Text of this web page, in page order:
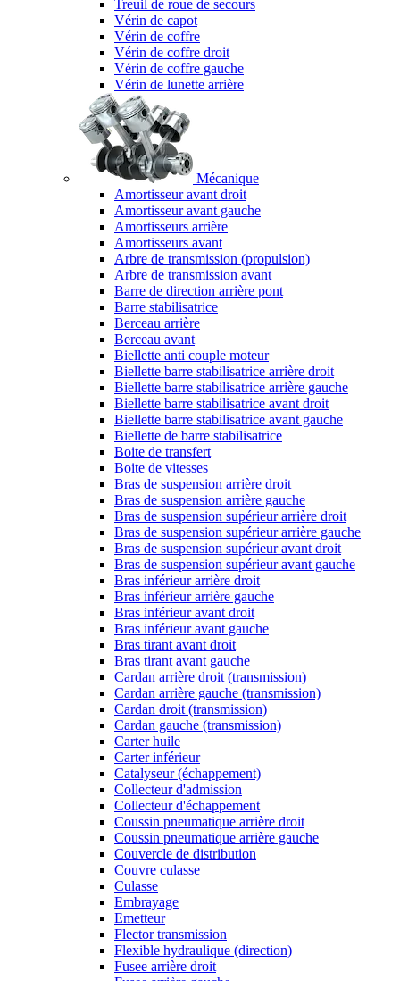
Treuil de roue de secours
Vérin de capot
Vérin de coffre
Vérin de coffre droit
Vérin de coffre gauche
Vérin de lunette arrière
Mécanique
Amortisseur avant droit
Amortisseur avant gauche
Amortisseurs arrière
Amortisseurs avant
Arbre de transmission (propulsion)
Arbre de transmission avant
Barre de direction arrière pont
Barre stabilisatrice
Berceau arrière
Berceau avant
Biellette anti couple moteur
Biellette barre stabilisatrice arrière droit
Biellette barre stabilisatrice arrière gauche
Biellette barre stabilisatrice avant droit
Biellette barre stabilisatrice avant gauche
Biellette de barre stabilisatrice
Boite de transfert
Boite de vitesses
Bras de suspension arrière droit
Bras de suspension arrière gauche
Bras de suspension supérieur arrière droit
Bras de suspension supérieur arrière gauche
Bras de suspension supérieur avant droit
Bras de suspension supérieur avant gauche
Bras inférieur arrière droit
Bras inférieur arrière gauche
Bras inférieur avant droit
Bras inférieur avant gauche
Bras tirant avant droit
Bras tirant avant gauche
Cardan arrière droit (transmission)
Cardan arrière gauche (transmission)
Cardan droit (transmission)
Cardan gauche (transmission)
Carter huile
Carter inférieur
Catalyseur (échappement)
Collecteur d'admission
Collecteur d'échappement
Coussin pneumatique arrière droit
Coussin pneumatique arrière gauche
Couvercle de distribution
Couvre culasse
Culasse
Embrayage
Emetteur
Flector transmission
Flexible hydraulique (direction)
Fusee arrière droit